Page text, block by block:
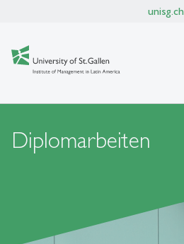
unisg.ch
Diplomarbeiten